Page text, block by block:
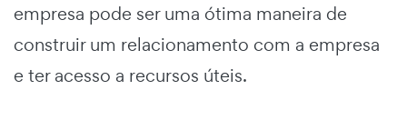
empresa pode ser uma ótima maneira de
construir um relacionamento com a empresa
e ter acesso a recursos úteis.